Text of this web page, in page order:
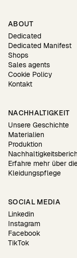
ABOUT
Dedicated
Dedicated Manifest
Shops
Sales agents
Cookie Policy
Kontakt
NACHHALTIGKEIT
Unsere Geschichte
Materialien
Produktion
Erfahre mehr über
Kleidungspflege
SOCIAL MEDIA
Linkedin
Instagram
Facebook
TikTok